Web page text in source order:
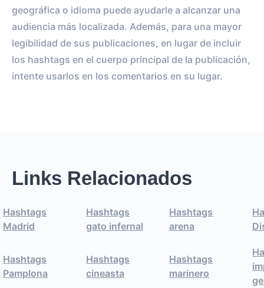
geográfica o idioma puede ayudarle a alcanzar una
audiencia más localizada. Además, para una mayor
legibilidad de sus publicaciones, en lugar de incluir
los hashtags en el cuerpo principal de la publicación,
intente usarlos en los comentarios en su lugar.
Links Relacionados
Hashtags
Madrid
Hashtags
gato infernal
Hashtags
arena
Hashtags
Pamplona
Hashtags
cineasta
Hashtags
marinero